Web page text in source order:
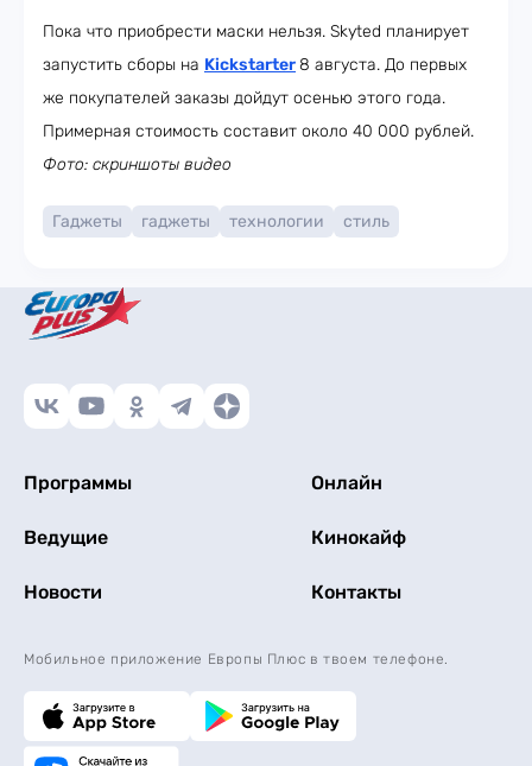
Пока что приобрести маски нельзя. Skyted планирует
запустить сборы на Kickstarter8 августа. До первых
же покупателей заказы дойдут осенью этого года.
Примерная стоимость составит около 40 000 рублей.
Фото: скриншоты видео
Гаджеты гаджеты технологии стиль
Программы Онлайн
Ведущие Кинокайф
Новости Контакты
Мобильное приложение Европы Плюс в твоем телефоне.